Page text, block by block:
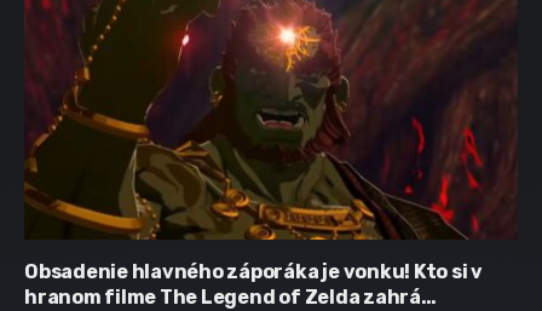
Obsadenie hlavného záporáka je vonku! Kto si v
hranom filme The Legend of Zelda zahrá